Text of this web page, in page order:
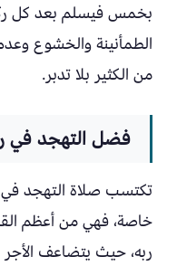
بخمس فيسلم بعد كل
الطمأنينة والخشوع
من الكثير بلا تدبر.
فضل التهجد في
تكتسب صلاة التهجد في
خاصة، فهي من أعظم
ربه، حيث يتضاعف